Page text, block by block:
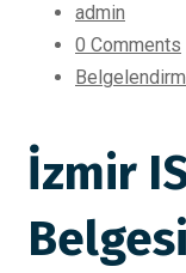
admin
0 Comments
İzmir